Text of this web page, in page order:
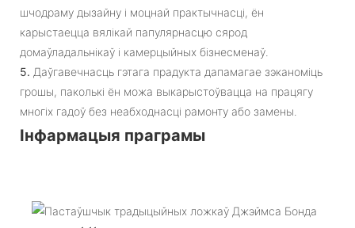
шчодраму дызайну і моцнай практычнасці, ён
карыстаецца вялікай папулярнасцю сярод
домаўладальнікаў і камерцыйных бізнесменаў.
5. Даўгавечнасць гэтага прадукта дапамагае зэканоміць
грошы, паколькі ён можа выкарыстоўвацца на працягу
многіх гадоў без неабходнасці рамонту або замены.
Інфармацыя праграмы